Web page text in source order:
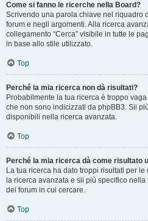
Come si fanno le ricerche nella Board?
Scrivendo una parola chiave nel riquadro
forum e negli argomenti. Alla ricerca
collegamento “Cerca” visibile in tutte le
in base allo stile utilizzato.
Top
Perché la mia ricerca non dà risultati?
Probabilmente la tua ricerca è troppo
che non sono indicizzati da phpBB3. Sii
disponibili nella ricerca avanzata.
Top
Perché la mia ricerca dà come risultato
La tua ricerca ha dato troppi risultati per
la ricerca avanzata e sii più specifico
dei forum in cui cercare.
Top